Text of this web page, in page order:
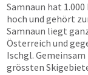
Samnaun hat
hoch und gehört
Samnaun liegt
Österreich und
Ischgl.
grössten